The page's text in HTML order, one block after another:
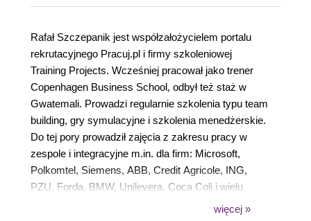
Rafał Szczepanik jest współzałożycielem portalu
rekrutacyjnego Pracuj.pl i firmy szkoleniowej
Training Projects. Wcześniej pracował jako trener
Copenhagen Business School, odbył też staż w
Gwatemali. Prowadzi regularnie szkolenia typu team
building, gry symulacyjne i szkolenia menedżerskie.
Do tej pory prowadził zajęcia z zakresu pracy w
zespole i integracyjne m.in. dla firm: Microsoft,
Polkomtel, Siemens, ABB, Credit Agricole, ING,
PZU, Forda, BMW, Unilevera, Coca Coli i wielu
więcej »